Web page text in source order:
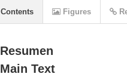
Resumen
Main Text
Contents Figures